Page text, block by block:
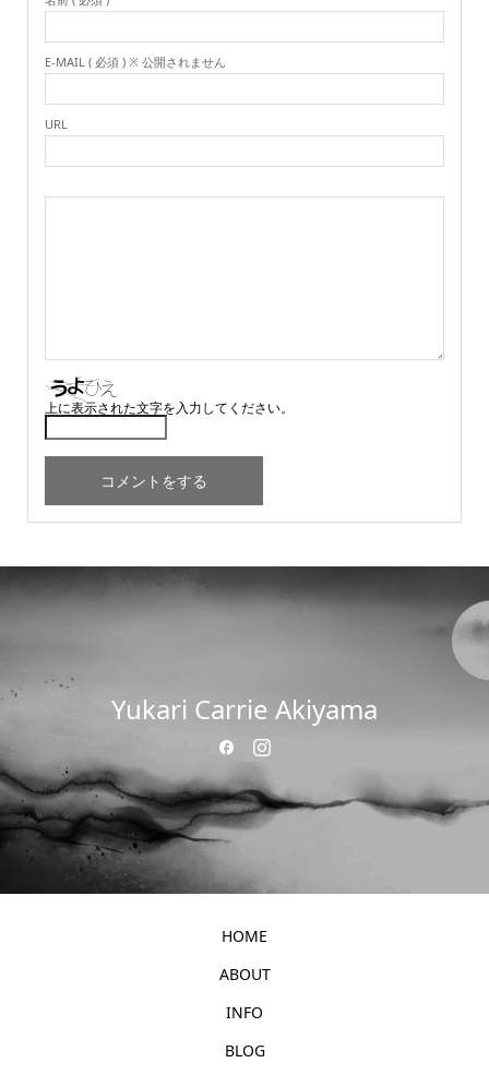
E-MAIL ( 必須 ) ※ 公開されません
URL
上に表示された文字を入力してください。
Yukari Carrie Akiyama
HOME
ABOUT
INFO
BLOG